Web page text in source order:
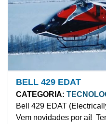
BELL 429 EDAT
CATEGORIA:
Bell 429 EDAT
Vem novidades por aí!